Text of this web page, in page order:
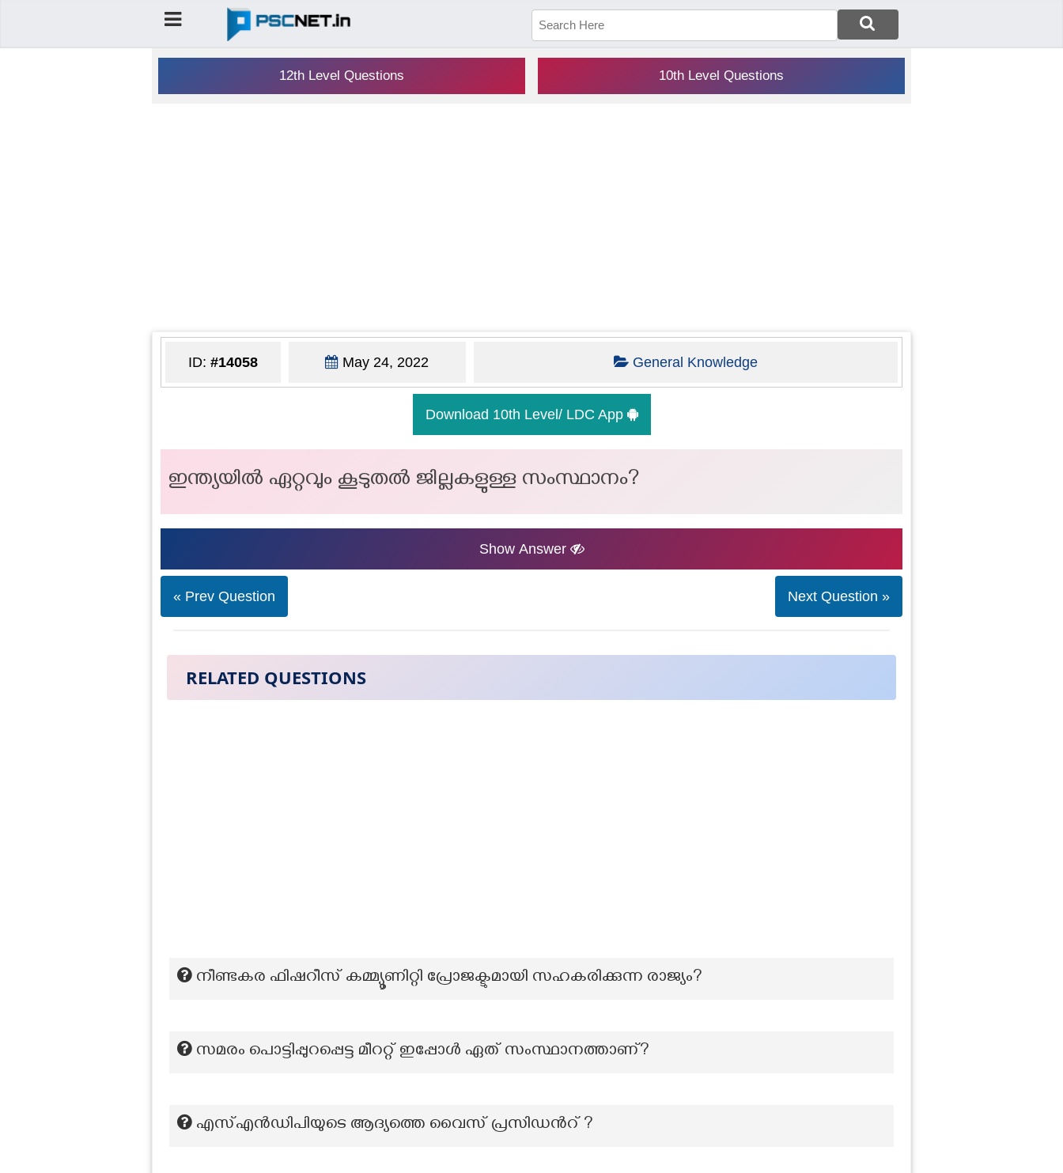
12th Level Questions 10th Level Questions
ID: #14058 May 24, 2022 General Knowledge
Download 10th Level/ LDC App
ഇന്ത്യയിൽ ഏറ്റവും കൂടുതൽ ജില്ലകളുള്ള സംസ്ഥാനം?
Show Answer
« Prev Question Next Question »
RELATED QUESTIONS
നീണ്ടകര ഫിഷറീസ് കമ്മ്യൂണിറ്റി പ്രോജക്ടുമായി സഹകരിക്കുന്ന രാജ്യം?
സമരം പൊട്ടിപ്പുറപ്പെട്ട മീററ്റ് ഇപ്പോൾ ഏത് സംസ്ഥാനത്താണ്?
എസ്എൻഡിപിയുടെ ആദ്യത്തെ വൈസ് പ്രസിഡൻറ് ?